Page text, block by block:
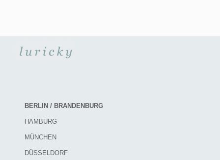
BERLIN / BRANDENBURG
HAMBURG
MÜNCHEN
DÜSSELDORF